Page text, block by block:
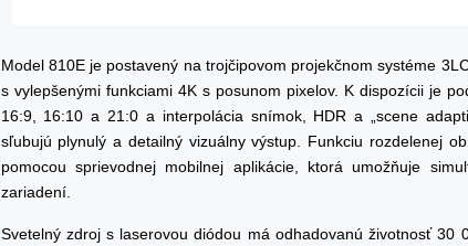
Model 810E je postavený na trojčipovom projekčnom systéme
s vylepšenými funkciami 4K s posunom pixelov. K dispozícii je
16:9, 16:10 a 21:0 a interpolácia snímok, HDR a „scene
sľubujú plynulý a detailný vizuálny výstup. Funkciu rozdelenej
pomocou sprievodnej mobilnej aplikácie, ktorá umožňuje
zariadení.
Svetelný zdroj s laserovou diódou má odhadovanú životnosť 30